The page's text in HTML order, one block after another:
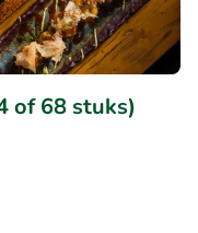
of 68 stuks)